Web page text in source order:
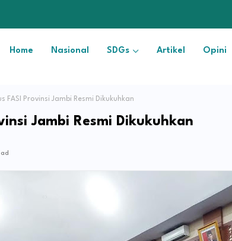
Home Nasional SDGs Artikel Opini
FASI Provinsi Jambi Resmi Dikukuhkan
Jambi Resmi Dikukuhkan